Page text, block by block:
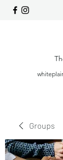
Groups